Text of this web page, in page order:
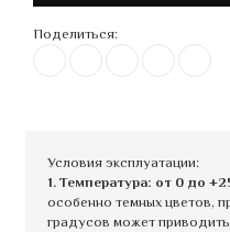
Поделиться:
Условия эксплуатации:
1. Температура: от 0 до
особенно темных цветов,
градусов может